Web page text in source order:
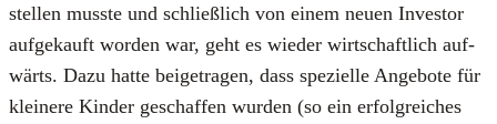
stel­len muss­te und schließ­lich von einem neu­en Inves­tor
auf­ge­kauft wor­den war, geht es wie­der wirt­schaft­lich auf­
wärts. Dazu hat­te bei­getra­gen, dass spe­zi­el­le Ange­bo­te für
klei­ne­re Kin­der geschaf­fen wur­den (so ein erfolg­rei­ches